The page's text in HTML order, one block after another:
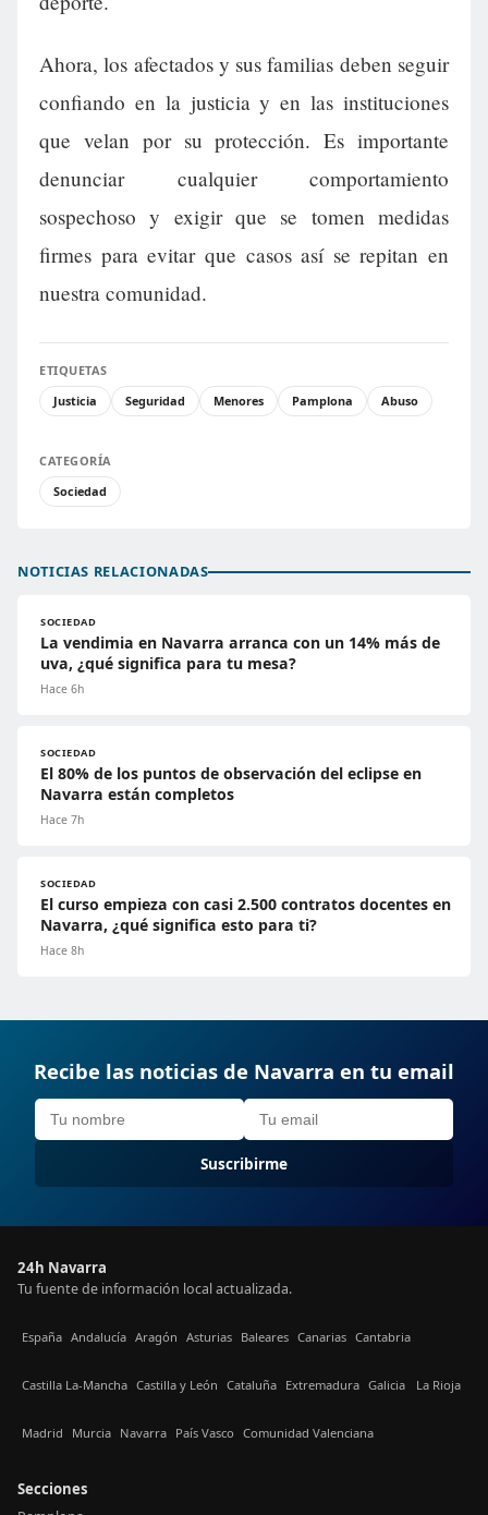
Ahora, los afectados y sus familias deben seguir
confiando en la justicia y en las instituciones
que velan por su protección. Es importante
denunciar cualquier comportamiento
sospechoso y exigir que se tomen medidas
firmes para evitar que casos así se repitan en
nuestra comunidad.
ETIQUETAS
Justicia
Seguridad Menores Pamplona Abuso
CATEGORÍA
Sociedad
NOTICIAS RELACIONADAS
SOCIEDAD
La vendimia en Navarra arranca con un 14% más de
uva, ¿qué significa para tu mesa?
Hace 6h
SOCIEDAD
El 80% de los puntos de observación del eclipse en
Navarra están completos
Hace 7h
SOCIEDAD
El curso empieza con casi 2.500 contratos docentes en
Navarra, ¿qué significa esto para ti?
Hace 8h
Recibe las noticias de Navarra en tu email
Suscribirme
24h Navarra
Tu fuente de información local actualizada.
España Andalucía Aragón Asturias Baleares Canarias Cantabria
Castilla La-Mancha Castilla y León Cataluña Extremadura Galicia La Rioja
Madrid Murcia Navarra País Vasco Comunidad Valenciana
Secciones